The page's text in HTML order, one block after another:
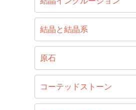
結晶と結晶系
原石
コーテッドストーン